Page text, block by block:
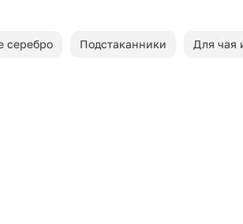
серебро Подстаканники Для чая